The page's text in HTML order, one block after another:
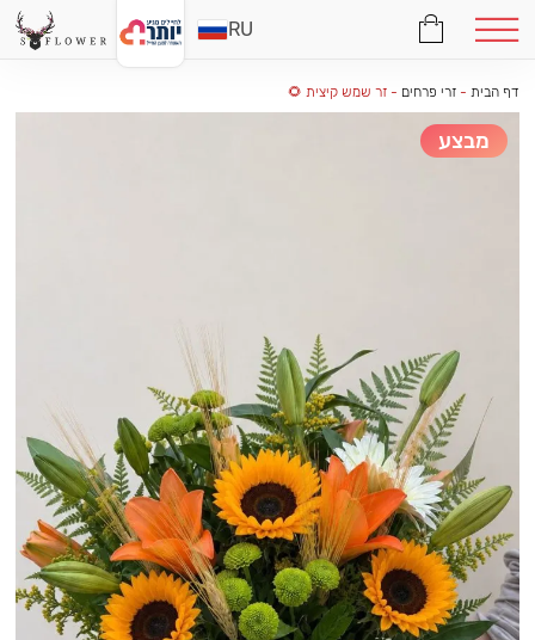
דף הבית - זרי פרחים - זר שמש קיצית 🌻
מבצע
RU